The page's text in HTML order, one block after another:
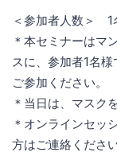
＜参加者人数＞
＊本セミナーはマ
スに、参加者1名
ご参加ください。
＊当日は、マスク
＊オンラインセッ
方はご連絡くださ